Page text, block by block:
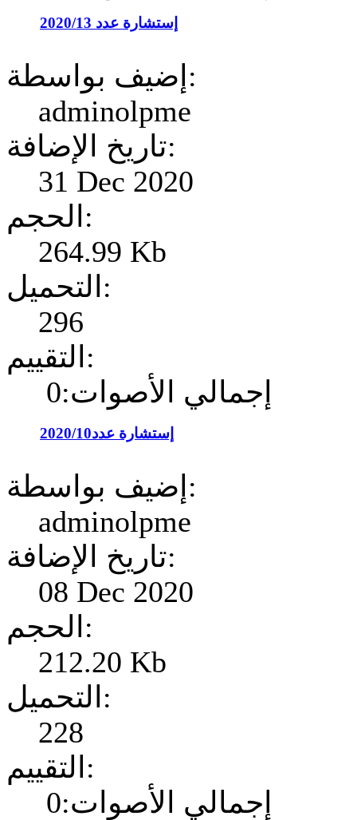
إستشارة عدد 2020/13
إضيف بواسطة:
adminolpme
تاريخ الإضافة:
31 Dec 2020
الحجم:
264.99 Kb
التحميل:
296
التقييم:
إجمالي الأصوات:0
إستشارة عدد2020/10
إضيف بواسطة:
adminolpme
تاريخ الإضافة:
08 Dec 2020
الحجم:
212.20 Kb
التحميل:
228
التقييم:
إجمالي الأصوات:0